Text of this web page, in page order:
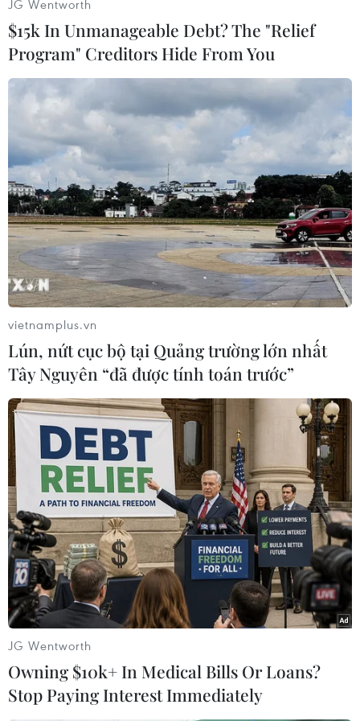
#Thái Bình #Liên cầu lợn
#ăn lòng lợn
#xuất huyết hoại tử
Cuộc tìm kiếm và vá lại
những 'trái tim lỗi '
Hà Nội cảnh báo về việc sử
dụng tế bào gốc trong
khám chữa bệnh, làm đẹp
JG Wentworth
$15k In Unmanageable Debt? The "Relief
Program" Creditors Hide From You
vietnamplus.vn
Lún, nứt cục bộ tại Quảng trường lớn nhất
Tây Nguyên “đã được tính toán trước”
JG Wentworth
Owning $10k+ In Medical Bills Or Loans?
Stop Paying Interest Immediately